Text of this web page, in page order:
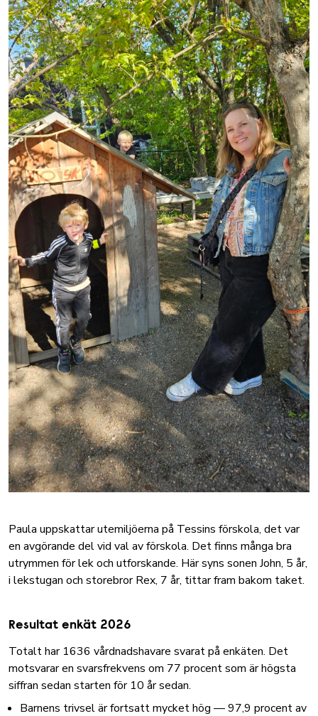
Paula uppskattar utemiljöerna på Tessins förskola, det var
en avgörande del vid val av förskola. Det finns många bra
utrymmen för lek och utforskande. Här syns sonen John, 5 år,
i lekstugan och storebror Rex, 7 år, tittar fram bakom taket.
Resultat enkät 2026
Totalt har 1636 vårdnadshavare svarat på enkäten. Det
motsvarar en svarsfrekvens om 77 procent som är högsta
siffran sedan starten för 10 år sedan.
Barnens trivsel är fortsatt mycket hög — 97,9 procent av